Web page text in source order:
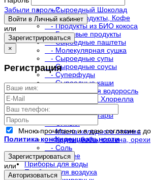
- Сыроедный Шоколад
- Какао продукты, Кофе
- Продукты из БИО кокоса
- Белковые продукты
- Сыроедные паштеты
- Молекулярная сушка
- Сыроедные супы
- Сыроедные соусы
- Суперфуды
- Сыроедные каши
- Фукус - бурая водоросль
- Спирулина и Хлорелла
- Чаи
- Сиропы, нектары
- Оливки
- Масла холодного отжима
- Крупы, бобы, семена, орехи
- Соль
- Прочее
Приборы для воды
Приборы для воздуха
Забыли пароль?
Войти в Личный кабинет
или
Зарегистрироваться
×
Регистрация
Мною прочитано и я даю согласие с
Политика конфиденциальности
Зарегистрироваться
или
Авторизоваться